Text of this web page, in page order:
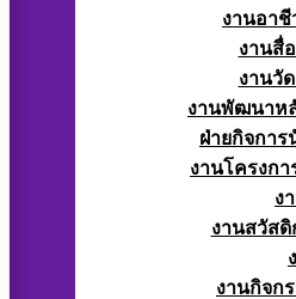
งานอา
งานสื่
งานวั
งานพัฒนาห
ฝ่ายกิจการ
งานโครงก
ง
งานสวัส
งานกิจก